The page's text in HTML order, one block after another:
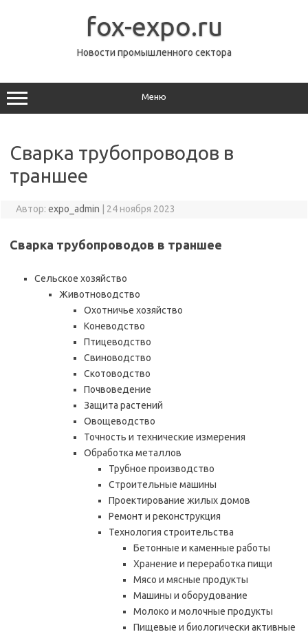
fox-expo.ru
Новости промышленного сектора
Меню
Сварка трубопроводов в
траншее
Автор: expo_admin 24 ноября 2023
Сварка трубопроводов в траншее
Сельское хозяйство
Животноводство
Охотничье хозяйство
Коневодство
Птицеводство
Свиноводство
Скотоводство
Почвоведение
Защита растений
Овощеводство
Точность и технические измерения
Обработка металлов
Трубное производство
Строительные машины
Проектирование жилых домов
Ремонт и реконструкция
Технология строительства
Бетонные и каменные работы
Хранение и переработка пищи
Мясо и мясные продукты
Машины и оборудование
Молоко и молочные продукты
Пищевые и биологически активные